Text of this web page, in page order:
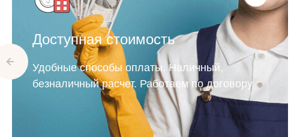
Доступнаястоимость
Удобные способы оплаты. Наличный,
безналичный расчет. Работаем по договору